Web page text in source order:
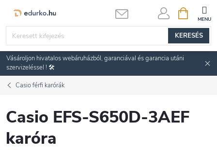
KERESÉS
KOSÁR
Vásároljon hivatalos webáruházból, garanciával és garancia utáni
szervizeléssel ! 🛠️
Casio férfi karórák
Casio EFS-S650D-3AEF
karóra